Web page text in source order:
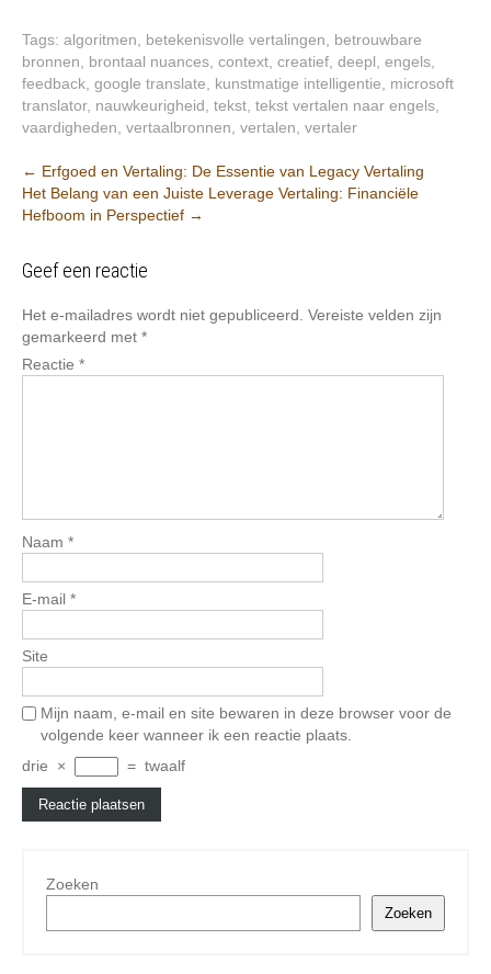
Tags: algoritmen betekenisvolle vertalingen
betrouwbare
bronnen
brontaal nuances context creatief deepl engels
feedback google translate kunstmatige intelligentie
microsoft
translator, nauwkeurigheid tekst tekst vertalen naar engels
vaardigheden vertaalbronnen vertalen vertaler
Berichtnavigatie
← Erfgoed en Vertaling: De Essentie van Legacy Vertaling
Het Belang van een Juiste Leverage Vertaling: Financiële
Hefboom in Perspectief →
Geef een reactie
Het e-mailadres wordt niet gepubliceerd. Vereiste velden zijn
gemarkeerd met *
Reactie *
Naam *
E-mail *
Site
Mijn naam, e-mail en site bewaren in deze browser voor de
volgende keer wanneer ik een reactie plaats.
drie
× = twaalf
Zoeken
Zoeken